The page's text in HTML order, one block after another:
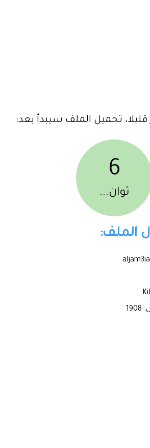
قليلا، تحميل الملف سيبدأ بعد:
6
ثوان...
الملف: